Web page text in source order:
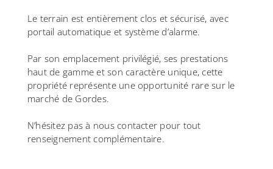
Le terrain est entièrement clos et sécurisé, avec
portail automatique et système d’alarme.
Par son emplacement privilégié, ses prestations
haut de gamme et son caractère unique, cette
propriété représente une opportunité rare sur le
marché de Gordes.
N’hésitez pas à nous contacter pour tout
renseignement complémentaire.